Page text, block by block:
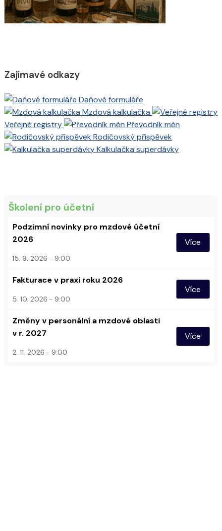
Zajímavé odkazy
Daňové formuláře
Mzdová kalkulačka
Veřejné registry
Převodník měn
Rodičovský příspěvek
Kalkulačka superdávky
Školení pro účetní
Podzimní novinky pro mzdové účetní
2026
15. 9. 2026 9:00
Více
Fakturace v praxi roku 2026
5. 10. 2026 9:00
Více
Změny v personální a mzdové oblasti
v r. 2027
2. 11. 2026 9:00
Více